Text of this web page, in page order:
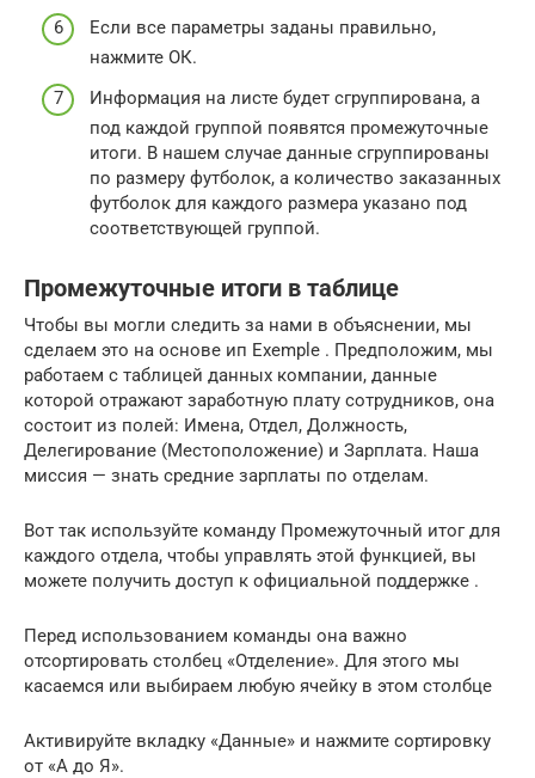
Если все параметры заданы правильно,
нажмите ОК.
Информация на листе будет сгруппирована, а
под каждой группой появятся промежуточные
итоги. В нашем случае данные сгруппированы
по размеру футболок, а количество заказанных
футболок для каждого размера указано под
соответствующей группой.
Промежуточные итоги в таблице
Чтобы вы могли следить за нами в объяснении, мы
сделаем это на основе ип Exemple . Предположим, мы
работаем с таблицей данных компании, данные
которой отражают заработную плату сотрудников, она
состоит из полей: Имена, Отдел, Должность,
Делегирование (Местоположение) и Зарплата. Наша
миссия — знать средние зарплаты по отделам.
Вот так используйте команду Промежуточный итогдля
каждого отдела, чтобы управлять этой функцией, вы
можете получить доступ к официальной поддержке .
Перед использованием команды она важно
отсортировать столбец «Отделение». Для этого мы
касаемся или выбираем любую ячейку в этом столбце
Активируйте вкладку «Данные» и нажмите сортировку
от «А до Я».